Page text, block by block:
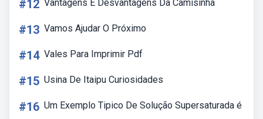
#12 Vantagens E Desvantagens Da Camisinha
#13 Vamos Ajudar O Próximo
#14 Vales Para Imprimir Pdf
#15 Usina De Itaipu Curiosidades
#16 Um Exemplo Tipico De Solução Supersaturada é